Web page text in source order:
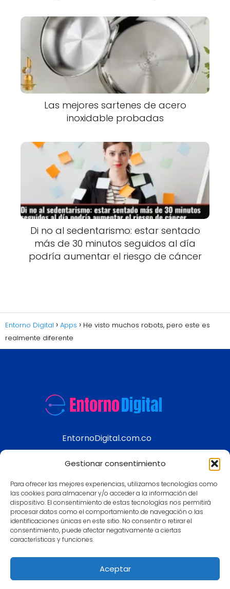
Gestionar consentimiento
Para ofrecer las mejores experiencias, utilizamos tecnologías como
las cookies para almacenar y/o acceder a la información del
dispositivo. El consentimiento de estas tecnologías nos permitirá
procesar datos como el comportamiento de navegación o las
identificaciones únicas en este sitio. No consentir o retirar el
consentimiento, puede afectar negativamente a ciertas
características y funciones.
Aceptar
Las mejores sartenes de acero
inoxidable probadas
Di no al sedentarismo: estar sentado
más de 30 minutos seguidos al día
podría aumentar el riesgo de cáncer
Entorno Digital Apps
He visto muchos robots, pero este es
realmente diferente
EntornoDigital.com.co
modernos
Aviso legal
Política de Privacidad
Política de Cookies
Contacto